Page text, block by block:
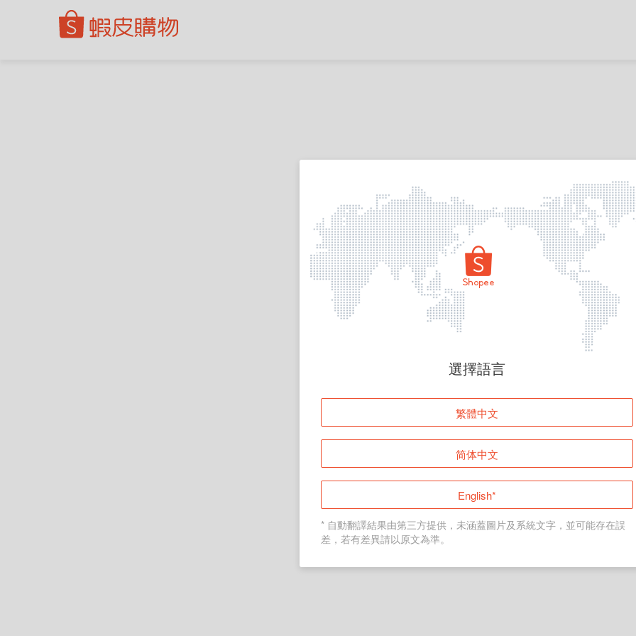
頁面無法顯示
登入
返回首頁
選擇語言
繁體中文
简体中文
English*
* 自動翻譯結果由第三方提供，未涵蓋圖片及系統文字，並可能存在誤
差，若有差異請以原文為準。